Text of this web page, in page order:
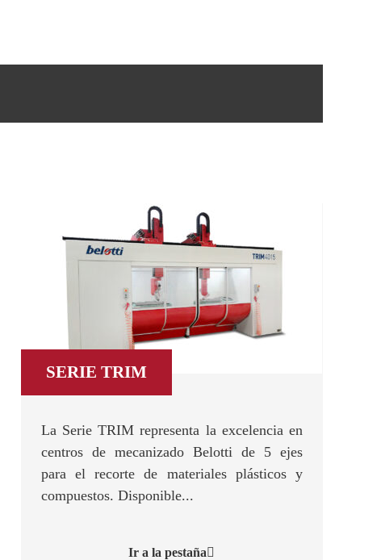
SERIE TRIM
La Serie TRIM representa la excelencia en
centros de mecanizado Belotti de 5 ejes
para el recorte de materiales plásticos y
compuestos. Disponible...
Ir a la pestaña